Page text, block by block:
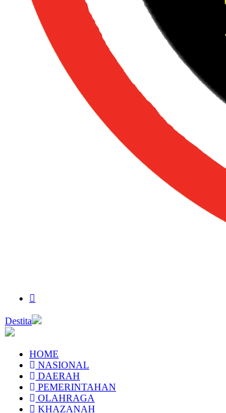
Destita
HOME
NASIONAL
DAERAH
PEMERINTAHAN
OLAHRAGA
KHAZANAH